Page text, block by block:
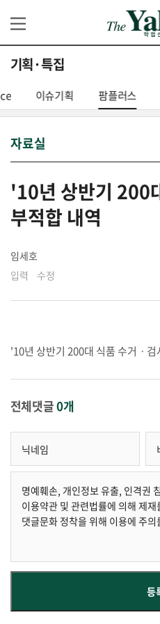
기획·특집
이슈기획 팜플러스
자료실
'10년 상반기 200
부적합 내역
임세호
입력 수정
'10년 상반기 200대 식품 수거ㆍ검
전체댓글0개